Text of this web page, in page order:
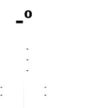
-º
-
-
-
-
-
-
-